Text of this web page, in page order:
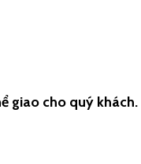
giao cho quý khách.